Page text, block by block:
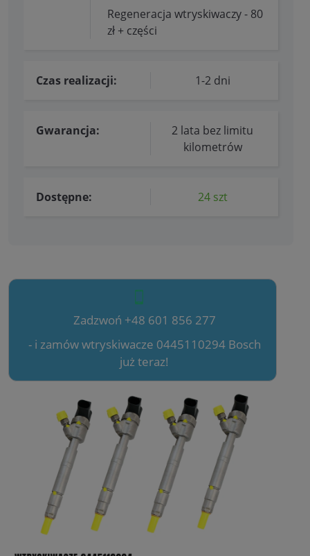
Regeneracja wtryskiwaczy - 80
zł + części
Czas realizacji: 1-2 dni
Gwarancja:
2 lata bez limitu
kilometrów
Dostępne: 24 szt
Zadzwoń +48 601 856 277
- i zamów wtryskiwacze 0445110294 Bosch
już teraz!